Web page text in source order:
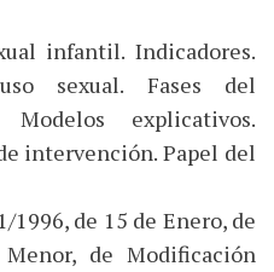
infantil. Indicadores.
sexual. Fases del
explicativos.
intervención. Papel del
1996, de 15 de Enero, de
de Modificación